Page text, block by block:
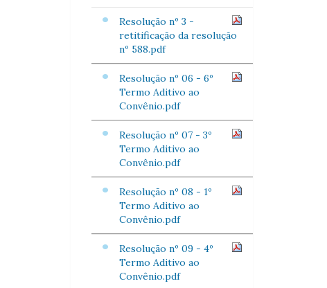
Resolução nº 3 -
retitificação da resolução
nº 588.pdf
Resolução nº 06 - 6º
Termo Aditivo ao
Convênio.pdf
Resolução nº 07 - 3º
Termo Aditivo ao
Convênio.pdf
Resolução nº 08 - 1º
Termo Aditivo ao
Convênio.pdf
Resolução nº 09 - 4º
Termo Aditivo ao
Convênio.pdf